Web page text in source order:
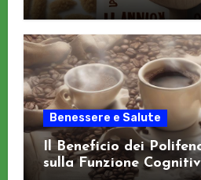
Benessere e Salute
Il Beneficio dei
sulla Funzione